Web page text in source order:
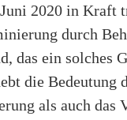
2020 in Kraft
durch
das ein solches
die Bedeutung
als auch das